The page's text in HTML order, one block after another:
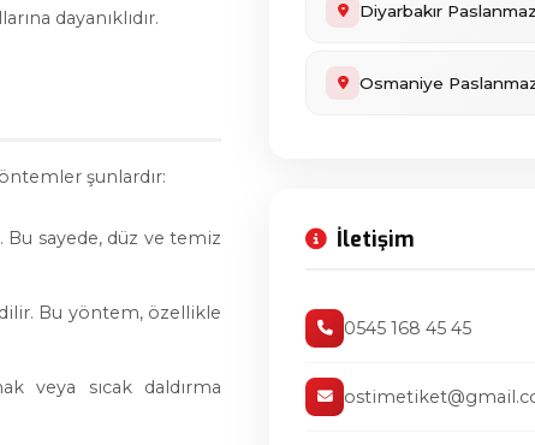
dayanıklıdır.
şunlardır:
Bu sayede, düz ve temiz
Bu yöntem, özellikle
veya sıcak daldırma
Diyarbakır
Osmaniye
İletişim
0545 168 45 45